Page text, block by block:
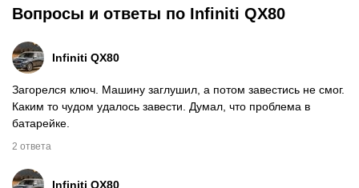
Вопросы и ответы по Infiniti QX80
Infiniti QX80
Загорелся ключ. Машину заглушил, а потом завестись не смог.
Каким то чудом удалось завести. Думал, что проблема в
батарейке.
2 ответа
Infiniti QX80